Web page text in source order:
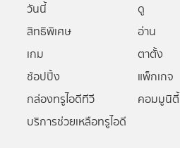
วันนี้
ดู
สิทธิพิเศษ
อ่าน
เกม
ตาตั้ง
ช้อปปิ้ง
แพ็กเกจ
กล่องทรูไอดีทีวี
คอมมูนิตี้
บริการช่วยเหลือทรูไอดี